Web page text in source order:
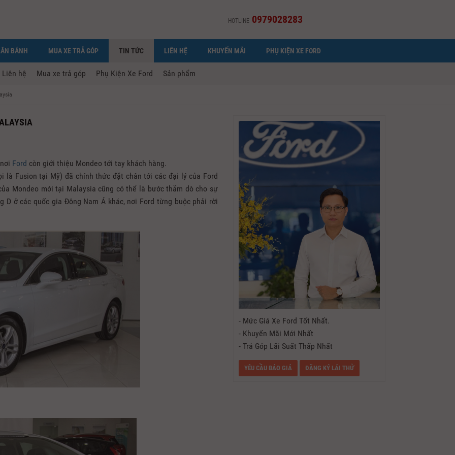
HOTLINE 0979028283
BÁNH MUA XE TRẢ GÓP TIN TỨC LIÊN HỆ KHUYẾN MÃI PHỤ KIỆN XE FORD
Liên hệ Mua xe trả góp Phụ Kiện Xe Ford Sản phẩm
Ford còn giới thiệu Mondeo tới tay khách hàng.
là Fusion tại Mỹ) đã chính thức đặt chân tới các đại lý của Ford
Mondeo mới tại Malaysia cũng có thể là bước thăm dò cho sự
D ở các quốc gia Đông Nam Á khác, nơi Ford từng buộc phải rời
- Mức Giá Xe Ford Tốt Nhất.
- Khuyến Mãi Mới Nhất
- Trả Góp Lãi Suất Thấp Nhất
YÊU CẦU BÁO GIÁ ĐĂNG KÝ LÁI THỬ